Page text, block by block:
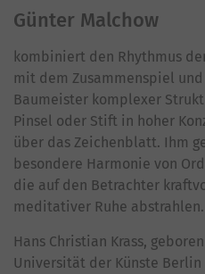
Günter Malchow
kombiniert den Rhythmus
mit dem Zusammenspiel
Baumeister komplexer
Pinsel oder Stift in hoher
über das Zeichenblatt. Ihm
besondere Harmonie von
die auf den Betrachter
meditativer Ruhe abstrahlen.
Hans Christian Krass,
Universität der Künste